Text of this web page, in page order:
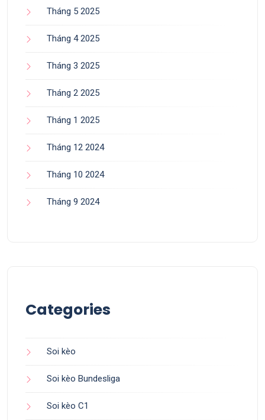
Tháng 5 2025
Tháng 4 2025
Tháng 3 2025
Tháng 2 2025
Tháng 1 2025
Tháng 12 2024
Tháng 10 2024
Tháng 9 2024
Categories
Soi kèo
Soi kèo Bundesliga
Soi kèo C1